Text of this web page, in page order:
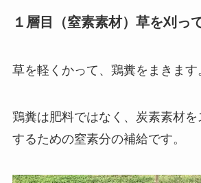
１層目（窒素素材）草を刈っ
草を軽くかって、鶏糞をまきます
鶏糞は肥料ではなく、炭素素材
するための窒素分の補給です。